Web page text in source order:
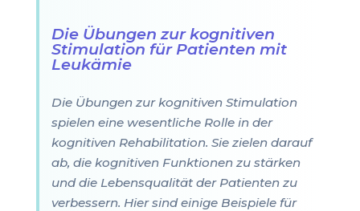
Die Übungen zur kognitiven
Stimulation für Patienten mit
Leukämie
Die Übungen zur kognitiven Stimulation
spielen eine wesentliche Rolle in der
kognitiven Rehabilitation. Sie zielen darauf
ab, die kognitiven Funktionen zu stärken
und die Lebensqualität der Patienten zu
verbessern. Hier sind einige Beispiele für